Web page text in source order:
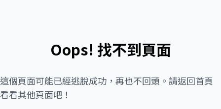
Oops! 找不到頁面
這個頁面可能已經逃脫成功，再也不回頭。請返回首頁
看看其他頁面吧！